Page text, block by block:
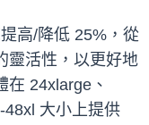
高/降低 25%，從
靈活性，以更好地
在 24xlarge、
大小上提供